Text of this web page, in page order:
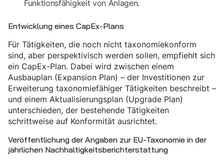
Funktionsfähigkeit von Anlagen.
Entwicklung eines CapEx-Plans
Für Tätigkeiten, die noch nicht taxonomiekonform
sind, aber perspektivisch werden sollen, empfiehlt sich
ein CapEx-Plan. Dabei wird zwischen einem
Ausbauplan (Expansion Plan) – der Investitionen zur
Erweiterung taxonomiefähiger Tätigkeiten beschreibt –
und einem Aktualisierungsplan (Upgrade Plan)
unterschieden, der bestehende Tätigkeiten
schrittweise auf Konformität ausrichtet.
Veröffentlichung der Angaben zur EU-Taxonomie in der
jährlichen Nachhaltigkeitsberichterstattung